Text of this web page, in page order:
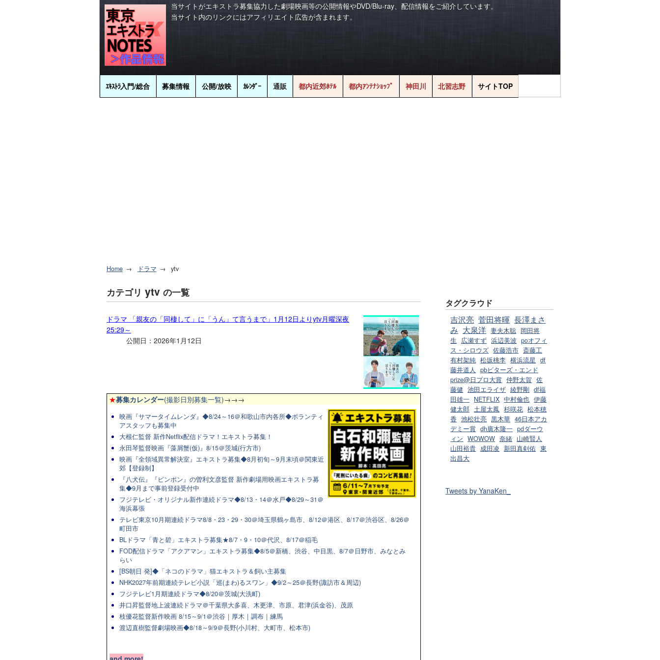
当サイトがエキストラ募集協力した劇場映画等の公開情報やDVD/Blu-ray、配信情報をご紹介しています。
当サイト内のリンクにはアフィリエイト広告が含まれます。
ｴｷｽﾄﾗ入門/総合 募集情報 公開/放映 ｶﾚﾝﾀﾞｰ 通販 都内近郊ﾎﾃﾙ 都内ｱﾝﾃﾅｼｮｯﾌﾟ 神田川 北習志野 サイトTOP
Home ドラマ ytv
カテゴリ ytv の一覧
ドラマ 「親友の「同棲して」に「うん」て言うまで」1月12日よりytv月曜深夜
25:29～
公開日：2026年1月12日
★募集カレンダー(撮影日別募集一覧)→→→
映画『サマータイムレンダ』◆8/24～16＠和歌山市内各所◆ボランティ
アスタッフも募集中
大根仁監督 新作Netflix配信ドラマ！エキストラ募集！
永田琴監督映画『藻屑蟹(仮)』8/15＠茨城(行方市)
映画『全領域異常解決室』エキストラ募集◆8月初旬～9月末頃＠関東近
郊【登録制】
『八犬伝』『ピンポン』の曽利文彦監督 新作劇場用映画エキストラ募
集◆9月まで事前登録受付中
フジテレビ・オリジナル新作連続ドラマ◆8/13・14＠水戸◆8/29～31＠
海浜幕張
テレビ東京10月期連続ドラマ8/8・23・29・30＠埼玉県鶴ヶ島市、8/12＠港区、8/17＠渋谷区、8/26＠
町田市
BLドラマ「青と碧」エキストラ募集★8/7・9・10＠代沢、8/17＠稲毛
FOD配信ドラマ「アクアマン」エキストラ募集◆8/5＠新橋、渋谷、中目黒、8/7＠日野市、みなとみ
らい
[BS朝日 発]◆「ネコのドラマ」猫エキストラ＆飼い主募集
NHK2027年前期連続テレビ小説「巡(まわ)るスワン」◆9/2～25＠長野(諏訪市＆周辺)
フジテレビ1月期連続ドラマ◆8/20＠茨城(大洗町)
井口昇監督地上波連続ドラマ＠千葉県大多喜、木更津、市原、君津(浜金谷)、茂原
枝優花監督新作映画 8/15～9/1＠渋谷｜厚木｜調布｜練馬
渡辺直樹監督劇場映画◆8/18～9/9＠長野(小川村、大町市、松本市)
タグクラウド
吉沢亮 菅田将暉 長澤まさ
み 大泉洋 妻夫木聡 岡田将
生
広瀬すず 浜辺美波 poオフィ
ス・シロウズ 佐藤浩市 斎藤工
有村架純 松坂桃李 横浜流星 df
藤井道人
pbビターズ・エンド
prize@日プロ大賞 仲野太賀 佐
藤健 池田エライザ 綾野剛 df福
田雄一 NETFLIX 中村倫也 伊藤
健太郎 土屋太鳳 杉咲花 松本穂
香 池松壮亮 黒木華 46日本アカ
デミー賞 dh廣木隆一 pdダーウ
ィン WOWOW 奈緒 山崎賢人
山田裕貴 成田凌 新田真剣佑 東
出昌大
Tweets by YanaKen_